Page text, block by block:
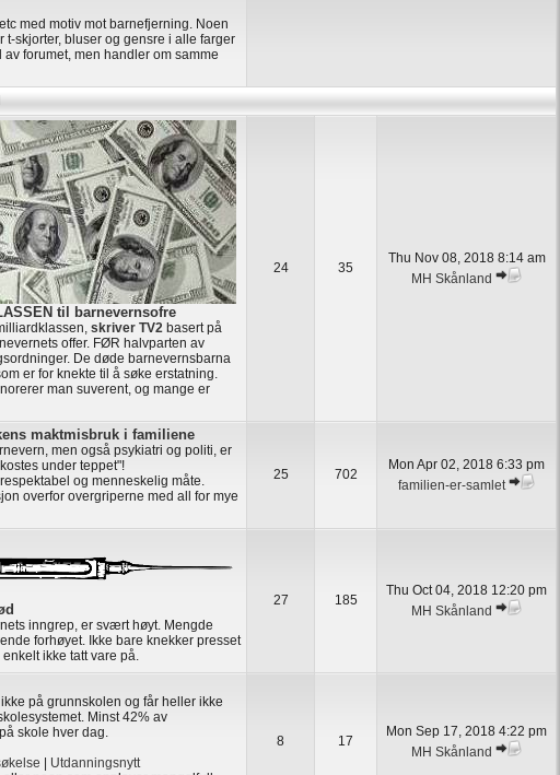
med motiv mot barnefjerning. Noen
skjorter, bluser og gensre i alle farger
forumet, men handler om samme
til barnevernsofre
skriver TV2 basert på
offer. FØR halvparten av
De døde barnevernsbarna
er for knekte til å søke erstatning.
man suverent, og mange er
24 35
Thu Nov 08, 2018 8:14 am
MH Skånland
maktmisbruk i familiene
men også psykiatri og politi, er
under teppet"!
og menneskelig måte.
overfor overgriperne med all for mye
25 702
Mon Apr 02, 2018 6:33 pm
familien-er-samlet
inngrep, er svært høyt. Mengde
forhøyet. Ikke bare knekker presset
ikke tatt vare på.
27 185
Thu Oct 04, 2018 12:20 pm
MH Skånland
på grunnskolen og får heller ikke
Minst 42% av
skole hver dag.
Utdanningsnytt
8 17
Mon Sep 17, 2018 4:22 pm
MH Skånland